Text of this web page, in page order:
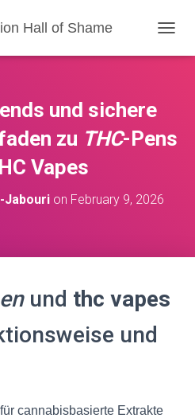
Hall of Shame
O
A
und sichere
zu THC-Pens
Vapes
Jabourion February 9, 2026
und thc vapes
und
cannabisbasierte Extrakte